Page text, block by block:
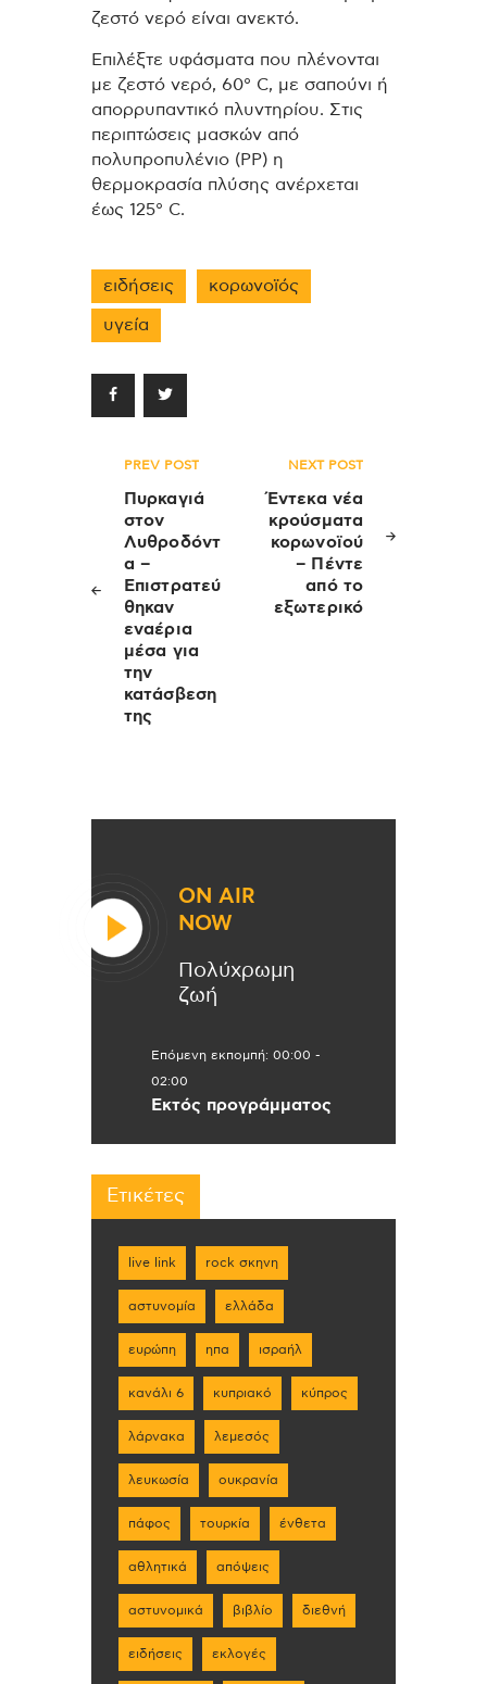
ζεστό νερό είναι ανεκτό.
Επιλέξτε υφάσματα που πλένονται
με ζεστό νερό, 60° C, με σαπούνι ή
απορρυπαντικό πλυντηρίου. Στις
περιπτώσεις μασκών από
πολυπροπυλένιο (PP) η
θερμοκρασία πλύσης ανέρχεται
έως 125° C.
ειδήσεις κορωνοϊός
υγεία
Πλοήγηση
άρθρων
PREV POST
Πυρκαγιά
στον
Λυθροδόντ
α –
Επιστρατεύ
θηκαν
εναέρια
μέσα για
την
κατάσβεση
της
NEXT POST
Έντεκα νέα
κρούσματα
κορωνοϊού
– Πέντε
από το
εξωτερικό
ON AIR
NOW
Πολύχρωμη
ζωή
Επόμενη εκπομπή: 00:00 -
02:00
Εκτός προγράμματος
Ετικέτες
live link rock σκηνη
αστυνομία ελλάδα
ευρώπη ηπα ισραήλ
κανάλι 6 κυπριακό κύπρος
λάρνακα λεμεσός
λευκωσία ουκρανία
πάφος τουρκία ένθετα
αθλητικά απόψεις
αστυνομικά βιβλίο διεθνή
ειδήσεις εκλογές